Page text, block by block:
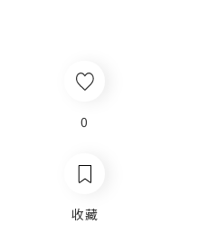
0
收藏